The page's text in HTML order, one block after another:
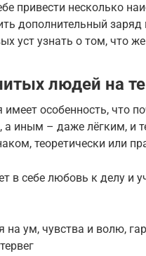
привести несколько
дополнительный
уст узнать о том, что
людей на
имеет особенность, что
иным – даже лёгким, и
теоретически или
в себе любовь к делу и
на ум, чувства и волю,